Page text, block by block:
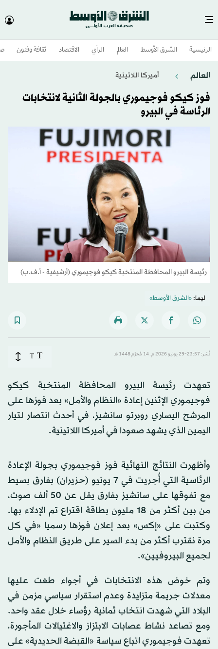
الرئيسية الشرق الأوسط​ العالم الرأي الاقتصاد ثقافة وفنون
العالم أميركا اللاتينية
فوز كيكو فوجيموري بالجولة الثانية لانتخابات
الرئاسة في البيرو
رئيسة البيرو المحافظة المنتخبة كيكو فوجيموري (أرشيفية - أ.ف.ب)
ليما:«الشرق الأوسط»
نُشر: 23:57-29 يونيو 2026 م ـ 14 مُحرَّم 1448 هـ T
T
تعهدت رئيسة البيرو المحافظة المنتخبة كيكو
فوجيموري الإثنين إعادة «النظام والأمل» بعد فوزها على
المرشح اليساري روبرتو سانشيز، في أحدث انتصار لتيار
اليمين الذي يشهد صعودا في أميركا اللاتينية.
وأظهرت النتائج النهائية فوز فوجيموري بجولة الإعادة
الرئاسية التي أُجريت في 7 يونيو (حزيران) بفارق بسيط
مع تفوقها على سانشيز بفارق يقل عن 50 ألف صوت،
من بين أكثر من 18 مليون بطاقة اقتراع تم الإدلاء بها.
وكتبت على «إكس» بعد إعلان فوزها رسميا «في كل
مرة نقترب أكثر من بدء السير على طريق النظام والأمل
لجميع البيروفيين».
وتم خوض هذه الانتخابات في أجواء طغت عليها
معدلات جريمة متزايدة وعدم استقرار سياسي مزمن في
البلاد التي شهدت انتخاب ثمانية رؤساء خلال عقد واحد.
ومع تصاعد نشاط عصابات الابتزاز والاغتيالات المأجورة،
تعهدت فوجيموري اتباع سياسة «القبضة الحديدية» على